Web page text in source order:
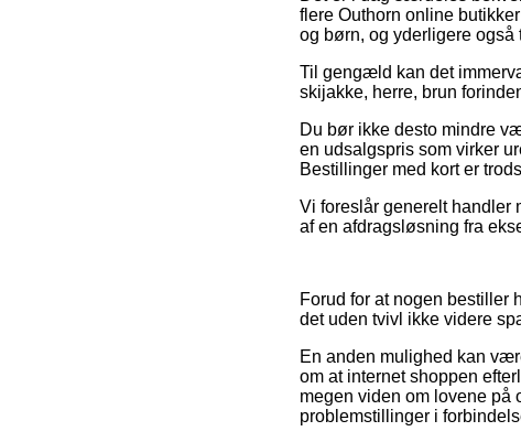
flere Outhorn online
og børn, og yderligere
Til gengæld kan det
skijakke, herre, brun
Du bør ikke desto mindre
en udsalgspris som virker
Bestillinger med kort er
Vi foreslår generelt handler
af en afdragsløsning fra
Forud for at nogen bestiller
det uden tvivl ikke videre
En anden mulighed kan
om at internet shoppen
megen viden om lovene på
problemstillinger i